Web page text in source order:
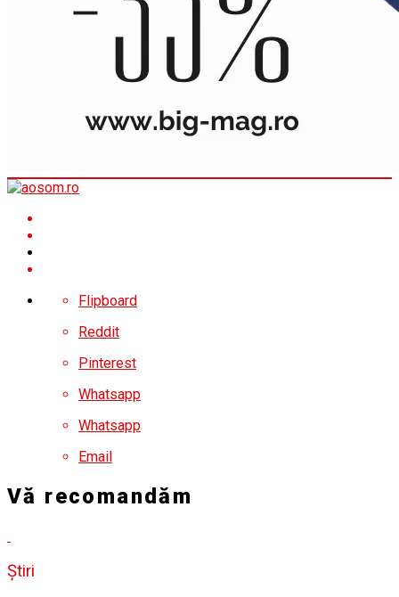
Flipboard
Reddit
Pinterest
Whatsapp
Whatsapp
Email
Vă recomandăm
Știri